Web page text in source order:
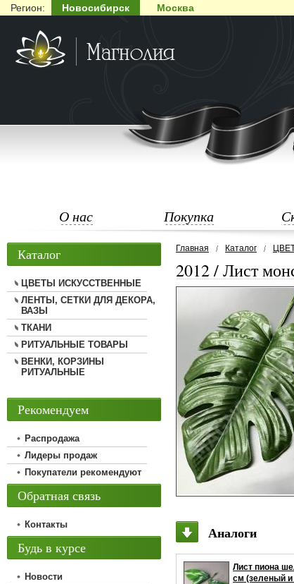
Регион: Новосибирск Москва
О нас Покупка
Главная Каталог
2012 / Лист
Аналоги
Лист пиона
см (зеленый и
Каталог
ЦВЕТЫ ИСКУССТВЕННЫЕ
ЛЕНТЫ, СЕТКИ ДЛЯ ДЕКОРА,
ВАЗЫ
ТКАНИ
РИТУАЛЬНЫЕ ТОВАРЫ
ВЕНКИ, КОРЗИНЫ
РИТУАЛЬНЫЕ
Рекомендуем
Распродажа
Лидеры продаж
Покупатели рекомендуют
Обратная связь
Контакты
Будь в курсе
Новости